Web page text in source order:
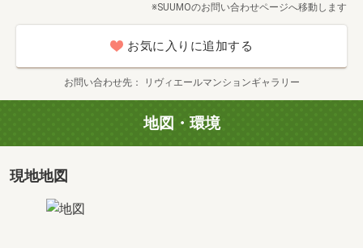
※SUUMOのお問い合わせページへ移動します
お気に入りに追加する
お問い合わせ先 リヴィエールマンションギャラリー
地図・環境
現地地図